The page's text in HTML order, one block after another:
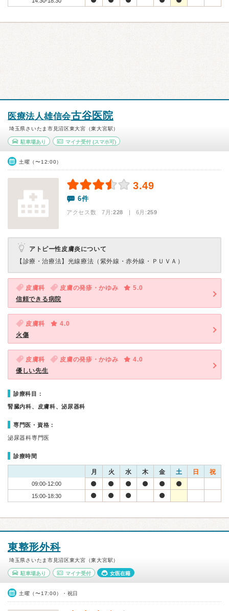
医療法人雄信会古谷医院
埼玉県さいたま市見沼区東大宮（東大宮駅）
駐車場あり マイナ受付(スマホ可)
土曜（〜12:00）
3.49
6件
アクセス数 7月:228 | 6月:259
アトピー性皮膚炎について
【診療・治療法】 光線療法（紫外線・赤外線・ＰＵＶＡ）
皮膚科 皮膚の発疹・かゆみ
5.0
信頼できる病院
皮膚科
4.0
火傷
皮膚科 皮膚の発疹・かゆみ
4.0
優しい先生
診療科目：
腎臓内科、皮膚科、泌尿器科
専門医・資格：
泌尿器科専門医
診療時間
月 火 水 木 金 土 日 祝
09:00-12:00
15:00-18:30
東整形外科
埼玉県さいたま市見沼区東大宮（東大宮駅）
駐車場あり マイナ受付 女医在籍
土曜（〜17:00）・祝日